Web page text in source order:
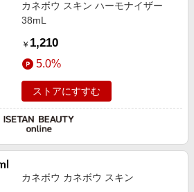
カネボウ スキン ハーモナイザー
38mL
￥ 1,210
5.0%
ストアにすすむ
カネボウ カネボウ スキン